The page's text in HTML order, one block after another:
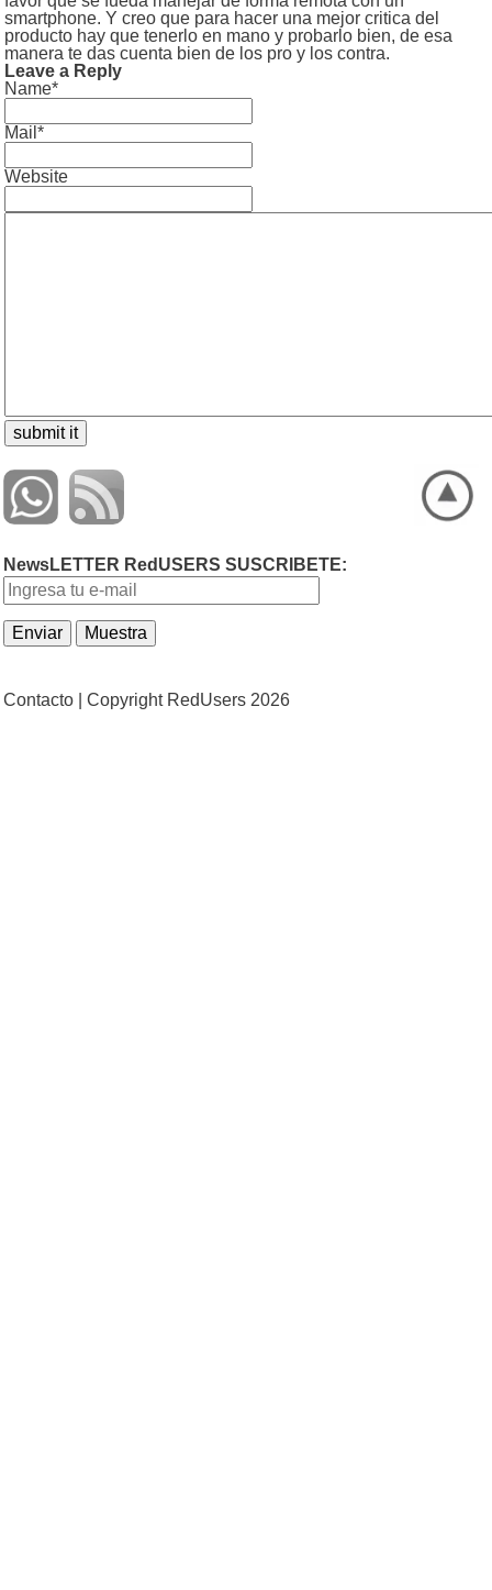
smartphone. Y creo que para hacer una mejor critica del
producto hay que tenerlo en mano y probarlo bien, de esa
manera te das cuenta bien de los pro y los contra.
Leave a Reply
Name*
Mail*
Website
NewsLETTER RedUSERS SUSCRIBETE:
Contacto | Copyright RedUsers 2026